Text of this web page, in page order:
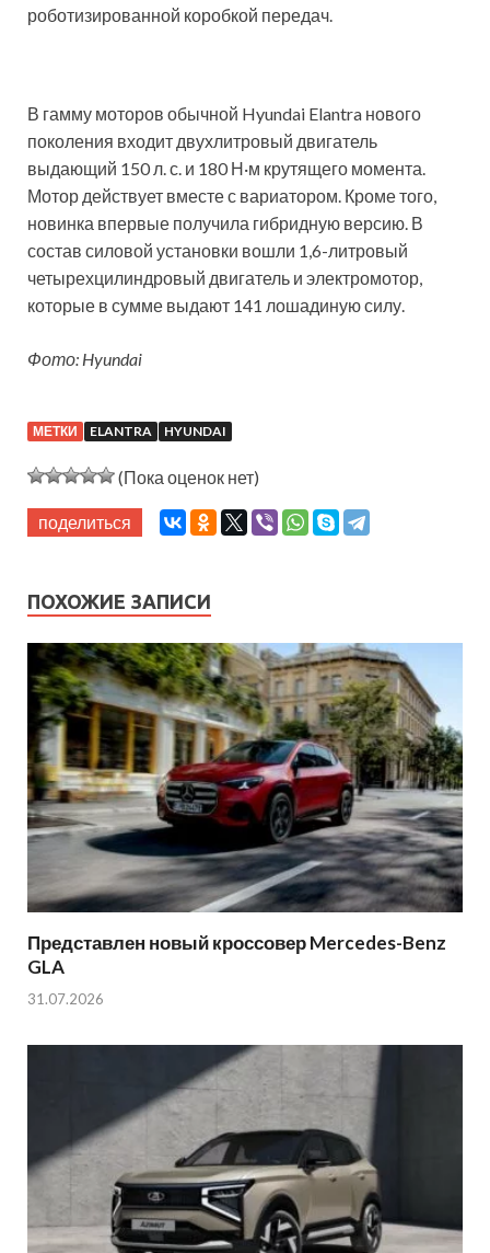
роботизированной коробкой передач.
В гамму моторов обычной Hyundai Elantra нового
поколения входит двухлитровый двигатель
выдающий 150 л. с. и 180 Н·м крутящего момента.
Мотор действует вместе с вариатором. Кроме того,
новинка впервые получила гибридную версию. В
состав силовой установки вошли 1,6-литровый
четырехцилиндровый двигатель и электромотор,
которые в сумме выдают 141 лошадиную силу.
Фото: Hyundai
МЕТКИ ELANTRA HYUNDAI
(Пока оценок нет)
поделиться
ПОХОЖИЕ ЗАПИСИ
Представлен новый кроссовер Mercedes-Benz
GLA
31.07.2026